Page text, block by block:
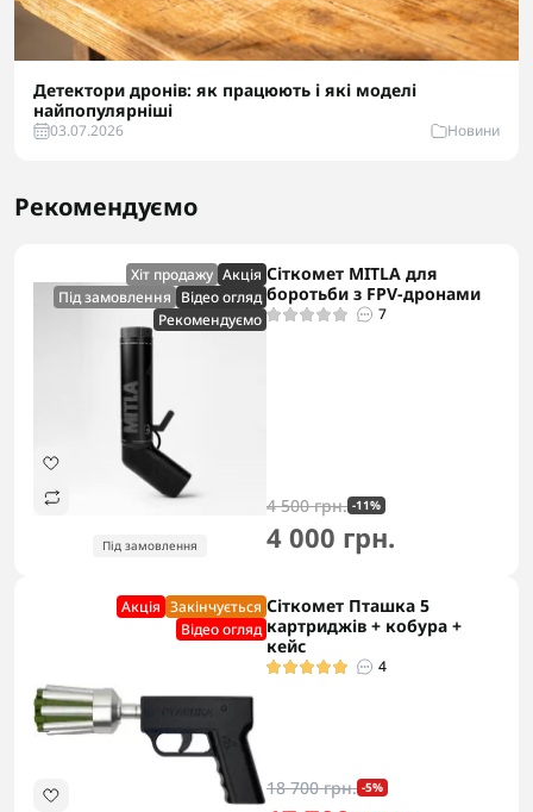
Детектори дронів: як працюють і які моделі
найпопулярніші
03.07.2026 Новини
Рекомендуємо
Хіт продажу Акцiя
Під замовлення Відео огляд
Рекомендуємо
Під замовлення
Сіткомет MITLA для
боротьби з FPV-дронами
7
4 500 грн. -11%
4 000 грн.
Акцiя Закінчується
Відео огляд
Сіткомет Пташка 5
картриджів + кобура +
кейс
4
18 700 грн. -5%